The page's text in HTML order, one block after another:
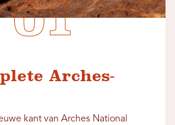
Arches-
kant van Arches National